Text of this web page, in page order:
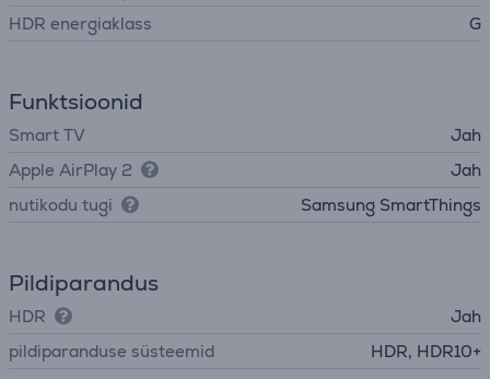
HDR energiaklass G
Funktsioonid
Smart TV
Jah
Apple AirPlay 2
Jah
nutikodu tugi
Samsung SmartThings
Pildiparandus
HDR
Jah
pildiparanduse süsteemid
HDR, HDR10+